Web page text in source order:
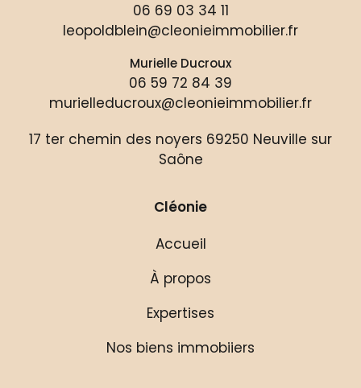
06 69 03 34 11
leopoldblein@cleonieimmobilier.fr
Murielle Ducroux
06 59 72 84 39
murielleducroux@cleonieimmobilier.fr
17 ter chemin des noyers 69250 Neuville sur
Saône
Cléonie
Accueil
À propos
Expertises
Nos biens immobiiers